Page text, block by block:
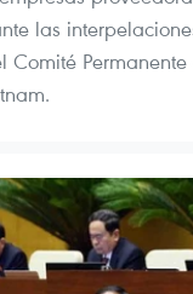
las
Comité